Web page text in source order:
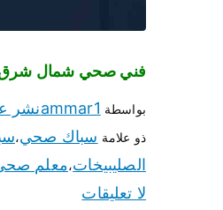
فني صحي شمال شرق الصليبيخات 55850065 افضل
بواسطة ammar1نشر
ذو علامة سباك صحي،
الصليبيخات،معلم
لا تعليقات